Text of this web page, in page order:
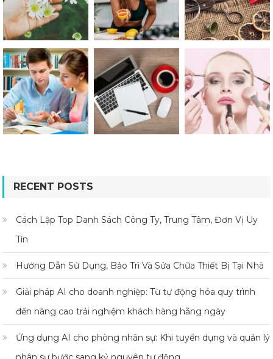
RECENT POSTS
Cách Lập Top Danh Sách Công Ty, Trung Tâm, Đơn Vị Uy
Tín
Hướng Dẫn Sử Dụng, Bảo Trì Và Sửa Chữa Thiết Bị Tại Nhà
Giải pháp AI cho doanh nghiệp: Từ tự động hóa quy trình
đến nâng cao trải nghiệm khách hàng hằng ngày
Ứng dụng AI cho phòng nhân sự: Khi tuyển dụng và quản lý